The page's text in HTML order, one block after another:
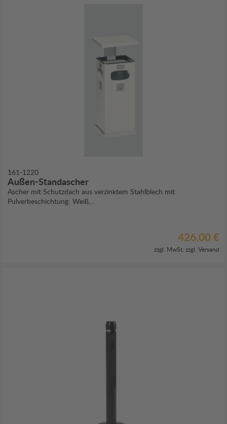
161-1220
Außen-Standascher
Ascher mit Schutzdach aus verzinktem Stahlblech mit
Pulverbeschichtung: Weiß,...
426,00 €
zzgl. MwSt. zzgl. Versand